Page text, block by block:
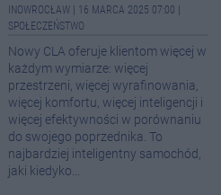
INOWROCŁAW 16 MARCA 2025 07:00
SPOŁECZEŃSTWO
Nowy CLA oferuje klientom więcej w
każdym wymiarze: więcej
przestrzeni, więcej wyrafinowania,
więcej komfortu, więcej inteligencji i
więcej efektywności w porównaniu
do swojego poprzednika. To
najbardziej inteligentny samochód,
jaki kiedyko...